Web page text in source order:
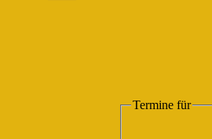
Termine für